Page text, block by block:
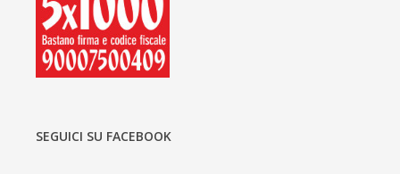
SEGUICI SU FACEBOOK